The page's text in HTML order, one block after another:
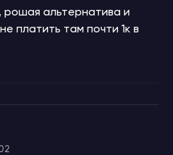
альтернатива и
платить там почти 1к в